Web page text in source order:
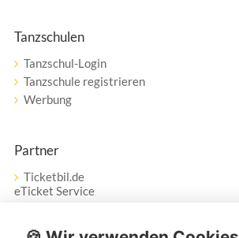
Tanzschulen
Tanzschul-Login
Tanzschule registrieren
Werbung
Partner
Ticketbil.de
eTicket Service
Vertrag widerrufen